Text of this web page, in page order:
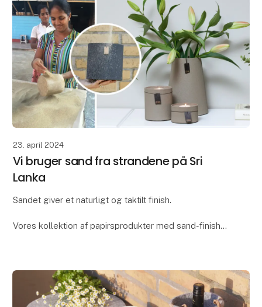
23. april 2024
Vi bruger sand fra strandene på Sri
Lanka
Sandet giver et naturligt og taktilt finish.
Vores kollektion af papirsprodukter med sand-finish